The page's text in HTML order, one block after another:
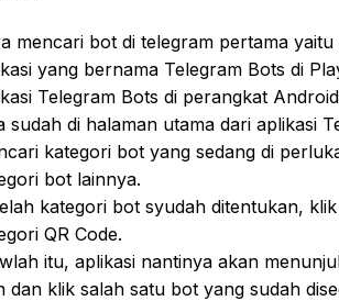
mencari bot di telegram pertama
yang bernama Telegram Bots di
Telegram Bots di perangkat
sudah di halaman utama dari aplikasi
kategori bot yang sedang di
bot lainnya.
kategori bot syudah ditentukan,
QR Code.
itu, aplikasi nantinya akan
dan klik salah satu bot yang sudah